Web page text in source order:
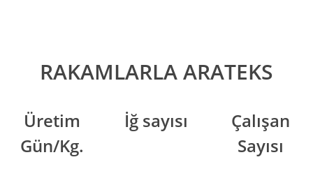
RAKAMLARLA ARATEKS
Üretim
Gün/Kg.
İğ sayısı
Çalışan
Sayısı